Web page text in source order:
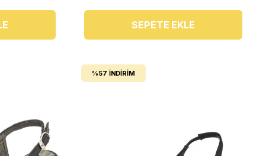
SEPETE EKLE
%57 İNDIRIM